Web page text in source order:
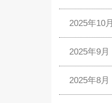
2025年10月
2025年9月
2025年8月